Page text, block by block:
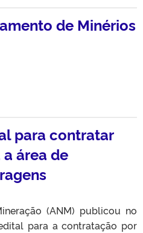
de Minérios
para contratar
área de
(ANM) publicou no
para a contratação por